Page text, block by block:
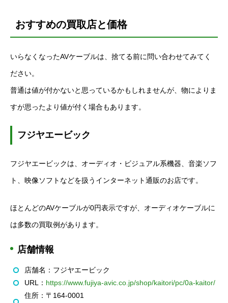
おすすめの買取店と価格
いらなくなったAVケーブルは、捨てる前に問い合わせてみてく
ださい。
普通は値が付かないと思っているかもしれませんが、物によりま
すが思ったより値が付く場合もあります。
フジヤエービック
フジヤエービックは、オーディオ・ビジュアル系機器、音楽ソフ
ト、映像ソフトなどを扱うインターネット通販のお店です。
ほとんどのAVケーブルが0円表示ですが、オーディオケーブルに
は多数の買取例があります。
店舗情報
店舗名：フジヤエービック
URL： https://www.fujiya-avic.co.jp/shop/kaitori/pc/0a-kaitor/
住所： 〒164-0001